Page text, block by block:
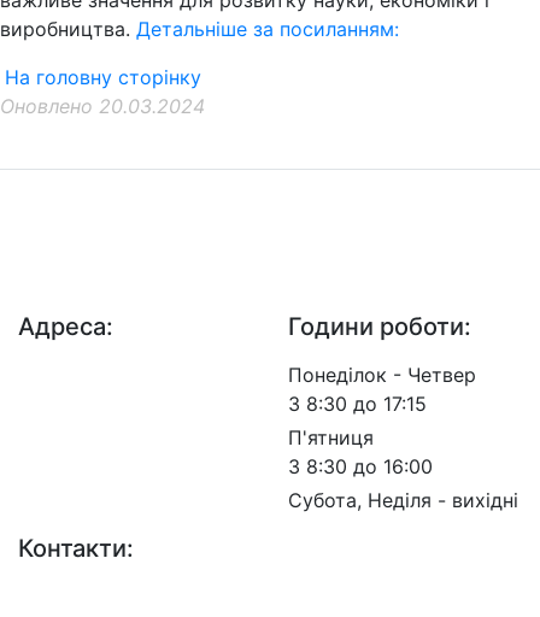
виробництва. Детальніше за посиланням:
На головну сторінку
Оновлено 20.03.2024
Адреса: Години роботи:
Понеділок - Четвер
З 8:30 до 17:15
П'ятниця
З 8:30 до 16:00
Субота, Неділя - вихідні
Контакти: